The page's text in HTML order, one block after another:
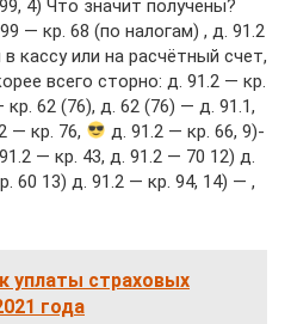
4) Что значит получены?
— кр. 68 (по налогам) , д. 91.2
кассу или на расчётный счет,
всего сторно: д. 91.2 — кр.
62 (76), д. 62 (76) — д. 91.1,
— кр. 76,
д. 91.2 — кр. 66, 9)-
— кр. 43, д. 91.2 — 70 12) д.
60 13) д. 91.2 — кр. 94, 14) — ,
уплаты страховых
года